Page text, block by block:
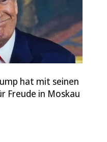
hat mit seinen
Freude in Moskau